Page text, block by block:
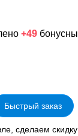
+49
Быстрый заказ
сделаем